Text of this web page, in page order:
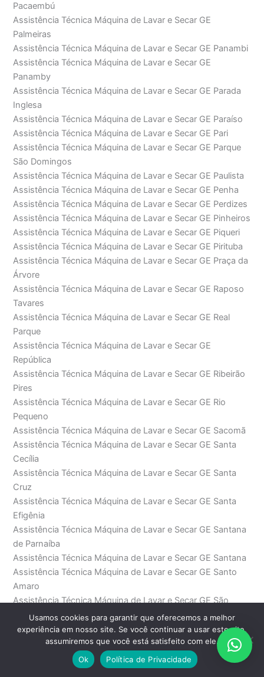
Pacaembú
Assistência Técnica Máquina de Lavar e Secar GE
Palmeiras
Assistência Técnica Máquina de Lavar e Secar GE Panambi
Assistência Técnica Máquina de Lavar e Secar GE
Panamby
Assistência Técnica Máquina de Lavar e Secar GE Parada
Inglesa
Assistência Técnica Máquina de Lavar e Secar GE Paraíso
Assistência Técnica Máquina de Lavar e Secar GE Pari
Assistência Técnica Máquina de Lavar e Secar GE Parque
São Domingos
Assistência Técnica Máquina de Lavar e Secar GE Paulista
Assistência Técnica Máquina de Lavar e Secar GE Penha
Assistência Técnica Máquina de Lavar e Secar GE Perdizes
Assistência Técnica Máquina de Lavar e Secar GE Pinheiros
Assistência Técnica Máquina de Lavar e Secar GE Piqueri
Assistência Técnica Máquina de Lavar e Secar GE Pirituba
Assistência Técnica Máquina de Lavar e Secar GE Praça da
Árvore
Assistência Técnica Máquina de Lavar e Secar GE Raposo
Tavares
Assistência Técnica Máquina de Lavar e Secar GE Real
Parque
Assistência Técnica Máquina de Lavar e Secar GE
República
Assistência Técnica Máquina de Lavar e Secar GE Ribeirão
Pires
Assistência Técnica Máquina de Lavar e Secar GE Rio
Pequeno
Assistência Técnica Máquina de Lavar e Secar GE Sacomã
Assistência Técnica Máquina de Lavar e Secar GE Santa
Cecília
Assistência Técnica Máquina de Lavar e Secar GE Santa
Cruz
Assistência Técnica Máquina de Lavar e Secar GE Santa
Efigênia
Assistência Técnica Máquina de Lavar e Secar GE Santana
de Parnaíba
Assistência Técnica Máquina de Lavar e Secar GE Santana
Assistência Técnica Máquina de Lavar e Secar GE Santo
Amaro
Assistência Técnica Máquina de Lavar e Secar GE São
Bento
Assistência Técnica Máquina de Lavar e Secar GE São
Domingos
Assistência Técnica Máquina de Lavar e Secar GE São
Usamos cookies para garantir que oferecemos a melhor
experiência em nosso site. Se você continuar a usar este site,
assumiremos que você está satisfeito com ele.
Ok
Política de Privacidade